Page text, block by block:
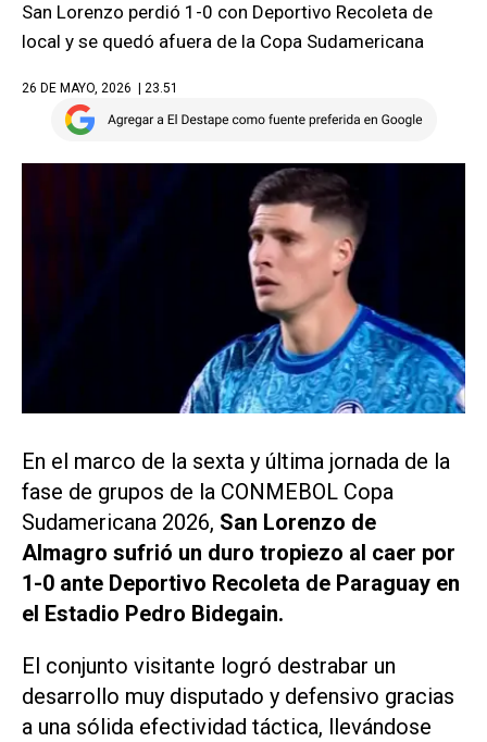
San Lorenzo perdió 1-0 con Deportivo Recoleta de
local y se quedó afuera de la Copa Sudamericana
26 DE MAYO, 2026 | 23.51
En el marco de la sexta y última jornada de la
fase de grupos de la CONMEBOL Copa
Sudamericana 2026, San Lorenzo de
Almagro sufrió un duro tropiezo al caer por
1-0 ante Deportivo Recoleta de Paraguay en
el Estadio Pedro Bidegain.
El conjunto visitante logró destrabar un
desarrollo muy disputado y defensivo gracias
a una sólida efectividad táctica, llevándose